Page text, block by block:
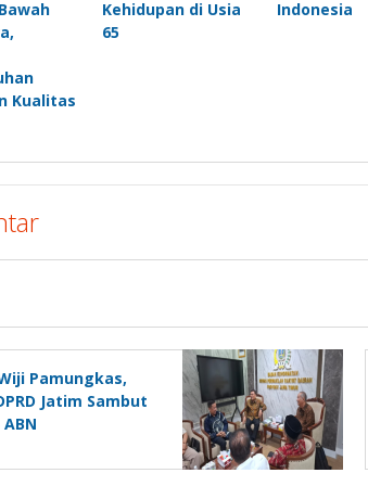
Kualitas
Kehidupan di Usia
65
Indonesia
Pamungkas,
Jatim Sambut